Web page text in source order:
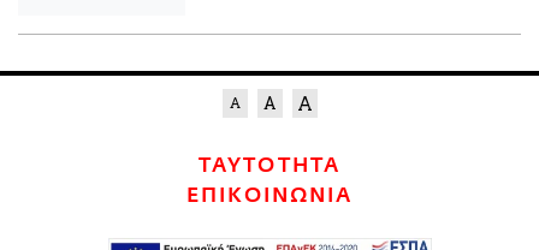
ΤΑΥΤΟΤΗΤΑ
ΕΠΙΚΟΙΝΩΝΙΑ